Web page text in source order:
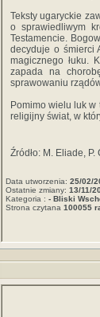
Teksty ugaryckie
o sprawiedliwym
Testamencie.
decyduje o śmierci
magicznego łuku.
zapada na
sprawowaniu
Pomimo wielu luk
religijny świat, w
Źródło: M. Eliade,
Data utworzenia: 25/02/
Ostatnie zmiany: 13/11/
Kategoria : - Bliski
Strona czytana 100055